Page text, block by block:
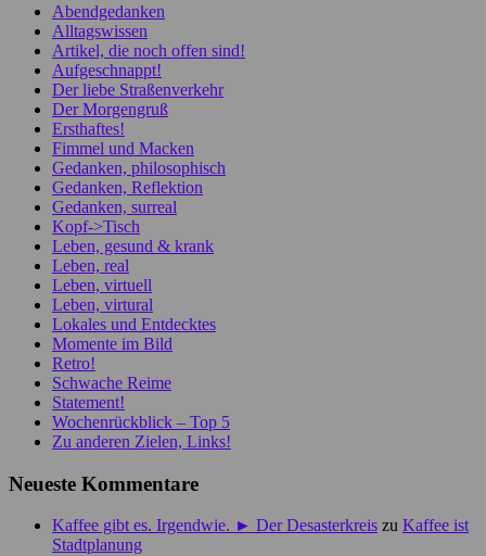
Abendgedanken
Alltagswissen
Artikel, die noch offen sind!
Aufgeschnappt!
Der liebe Straßenverkehr
Der Morgengruß
Ersthaftes!
Fimmel und Macken
Gedanken, philosophisch
Gedanken, Reflektion
Gedanken, surreal
Kopf->Tisch
Leben, gesund & krank
Leben, real
Leben, virtuell
Leben, virtural
Lokales und Entdecktes
Momente im Bild
Retro!
Schwache Reime
Statement!
Wochenrückblick – Top 5
Zu anderen Zielen, Links!
Neueste Kommentare
Kaffee gibt es. Irgendwie. ► Der Desasterkreis zu Kaffee ist
Stadtplanung